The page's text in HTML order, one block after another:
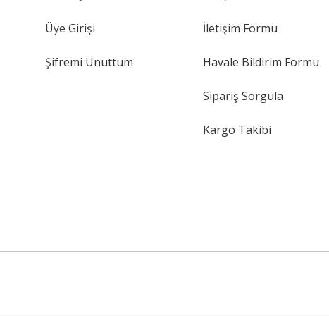
Üye Girişi
Şifremi Unuttum
İletişim Formu
Havale Bildirim Formu
Sipariş Sorgula
Kargo Takibi